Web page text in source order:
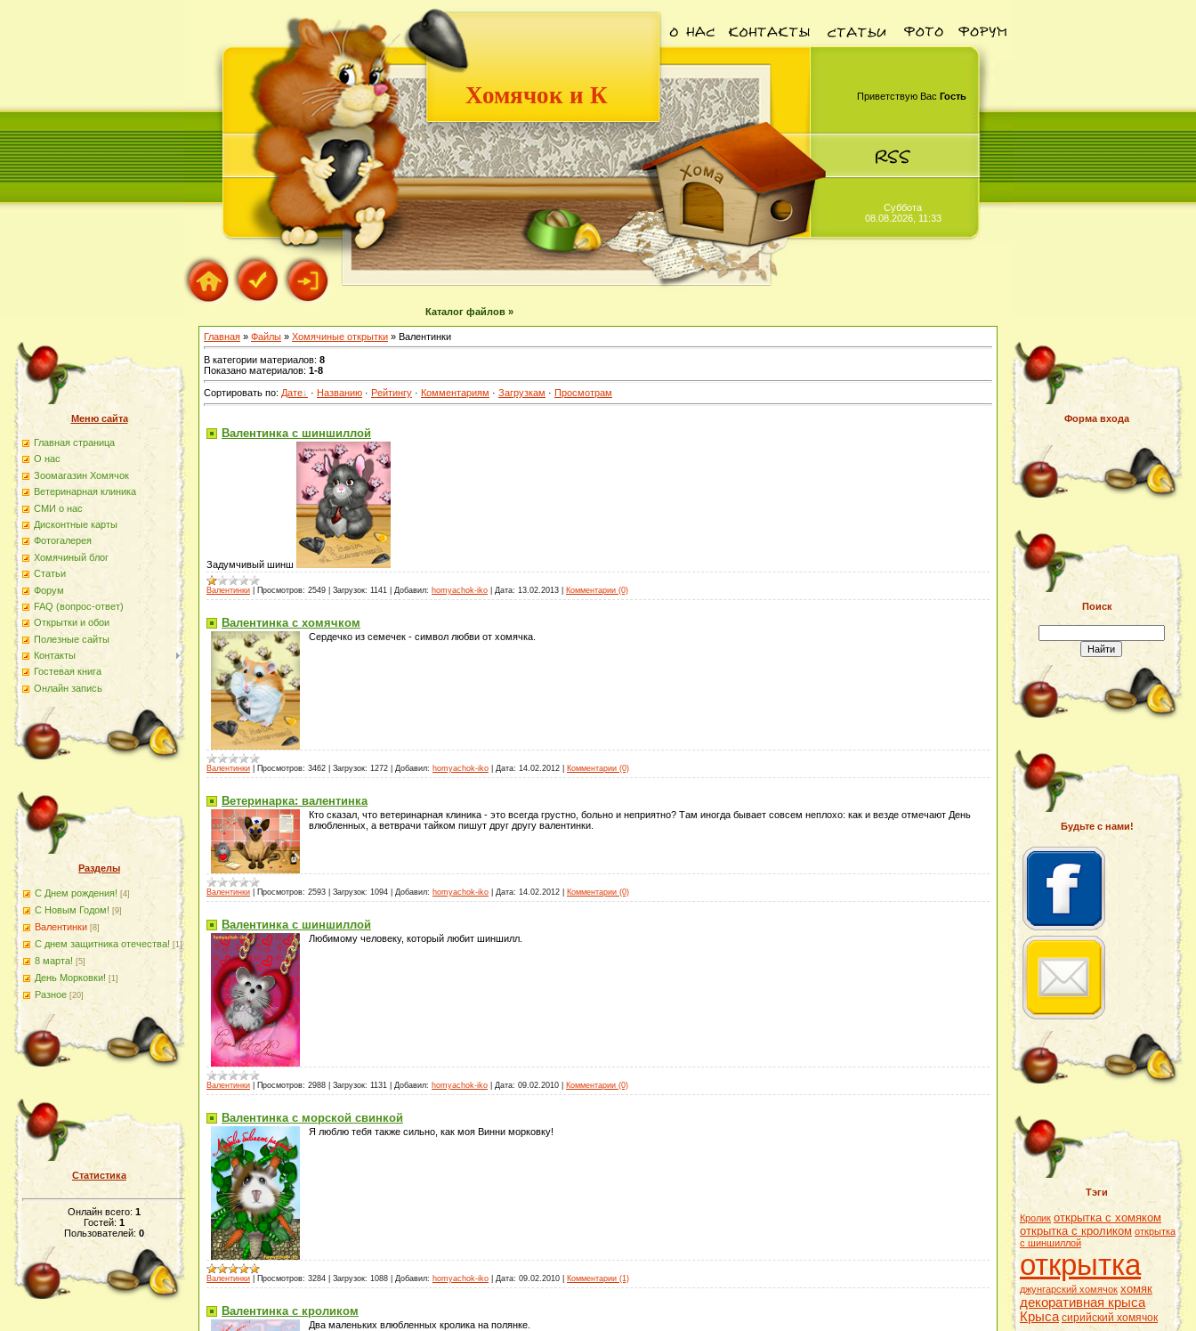
Хомячок и К Приветствую Вас Гость
Суббота
08.08.2026, 11:33
Каталог файлов »
Меню сайта
Главная страница
О наc
Зоомагазин Хомячок
Ветеринарная клиника
СМИ о нас
Дисконтные карты
Фотогалерея
Хомячиный блог
Статьи
Форум
FAQ (вопрос-ответ)
Открытки и обои
Полезные сайты
Контакты
Гостевая книга
Онлайн запись
Разделы
С Днем рождения! [4]
С Новым Годом! [9]
Валентинки [8]
С днем защитника отечества! [1]
8 марта! [5]
День Морковки! [1]
Разное [20]
Статистика
Онлайн всего: 1
Гостей: 1
Пользователей: 0
Главная » Файлы » Хомячиные открытки » Валентинки
В категории материалов: 8
Показано материалов: 1-8
Сортировать по: Дате · Названию · Рейтингу · Комментариям · Загрузкам · Просмотрам
Валентинка с шиншиллой
Задумчивый шинш
Валентинки Просмотров: 2549 Загрузок: 1141 Добавил: homyachok-iko Дата: 13.02.2013 Комментарии (0)
Валентинка с хомячком
Сердечко из семечек - символ любви от хомячка.
Валентинки Просмотров: 3462 Загрузок: 1272 Добавил: homyachok-iko Дата: 14.02.2012 Комментарии (0)
Ветеринарка: валентинка
Кто сказал, что ветеринарная клиника - это всегда грустно, больно и неприятно? Там иногда бывает совсем неплохо: как и везде отмечают День
влюбленных, а ветврачи тайком пишут друг другу валентинки.
Валентинки Просмотров: 2593 Загрузок: 1094 Добавил: homyachok-iko Дата: 14.02.2012 Комментарии (0)
Валентинка с шиншиллой
Любимому человеку, который любит шиншилл.
Валентинки Просмотров: 2988 Загрузок: 1131 Добавил: homyachok-iko Дата: 09.02.2010 Комментарии (0)
Валентинка с морской свинкой
Я люблю тебя также сильно, как моя Винни морковку!
Валентинки Просмотров: 3284 Загрузок: 1088 Добавил: homyachok-iko Дата: 09.02.2010 Комментарии (1)
Валентинка с кроликом
Два маленьких влюбленных кролика на полянке.
Форма входа
Поиск
Будьте с нами!
Тэги
Кролик открытка с хомяком
открытка с кроликом открытка
с шиншиллой
открытка
джунгарский хомячок хомяк
декоративная крыса
Крыса сирийский хомячок